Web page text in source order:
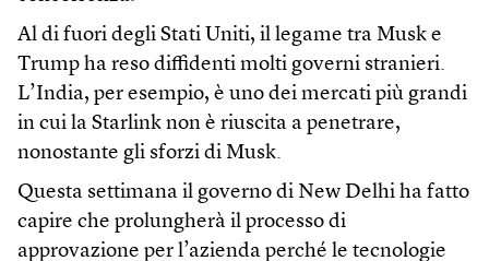
Al di fuori degli Stati Uniti, il legame tra Musk e
Trump ha reso diffidenti molti governi stranieri.
L’India, per esempio, è uno dei mercati più grandi
in cui la Starlink non è riuscita a penetrare,
nonostante gli sforzi di Musk.
Questa settimana il governo di New Delhi ha fatto
capire che prolungherà il processo di
approvazione per l’azienda perché le tecnologie